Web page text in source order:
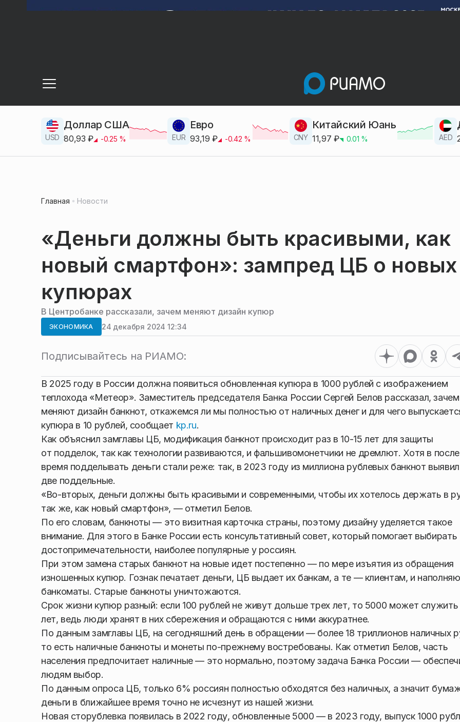
USD
Доллар США
80,93 ₽ -0.25 % EUR
Евро
93,19 ₽ -0.42 % CNY
Китайский Юань
11,97 ₽ 0.01 % AED
Главная Новости
«Деньги должны быть красивыми, как
новый смартфон»: зампред ЦБ о новых
купюрах
В Центробанке рассказали, зачем меняют дизайн купюр
ЭКОНОМИКА 24 декабря 2024 12:34
Подписывайтесь на РИАМО:
В 2025 году в России должна появиться обновленная купюра в 1000 рублей с изображением
теплохода «Метеор». Заместитель председателя Банка России Сергей Белов рассказал, зачем
меняют дизайн банкнот, откажемся ли мы полностью от наличных денег и для чего
купюра в 10 рублей, сообщает kp.ru.
Как объяснил замглавы ЦБ, модификация банкнот происходит раз в 10-15 лет для защиты
от подделок, так как технологии развиваются, и фальшивомонетчики не дремлют. Хотя в
время подделывать деньги стали реже: так, в 2023 году из миллиона рублевых банкнот
две поддельные.
«Во-вторых, деньги должны быть красивыми и современными, чтобы их хотелось держать в
так же, как новый смартфон», — отметил Белов.
По его словам, банкноты — это визитная карточка страны, поэтому дизайну уделяется такое
внимание. Для этого в Банке России есть консультативный совет, который помогает выбирать
достопримечательности, наиболее популярные у россиян.
При этом замена старых банкнот на новые идет постепенно — по мере изъятия из обращения
изношенных купюр. Гознак печатает деньги, ЦБ выдает их банкам, а те — клиентам, и
банкоматы. Старые банкноты уничтожаются.
Срок жизни купюр разный: если 100 рублей не живут дольше трех лет, то 5000 может служить
лет, ведь люди хранят в них сбережения и обращаются с ними аккуратнее.
По данным замглавы ЦБ, на сегодняшний день в обращении — более 18 триллионов наличных
то есть наличные банкноты и монеты по-прежнему востребованы. Как отметил Белов, часть
населения предпочитает наличные — это нормально, поэтому задача Банка России —
людям выбор.
По данным опроса ЦБ, только 6% россиян полностью обходятся без наличных, а значит
деньги в ближайшее время точно не исчезнут из нашей жизни.
Новая сторублевка появилась в 2022 году, обновленные 5000 — в 2023 году, выпуск 1000